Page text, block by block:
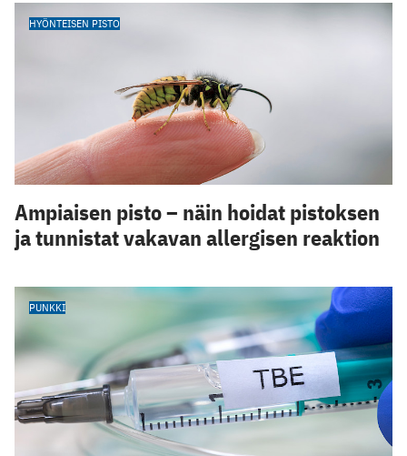
HYÖNTEISEN PISTO
Ampiaisen pisto – näin hoidat pistoksen
ja tunnistat vakavan allergisen reaktion
PUNKKI